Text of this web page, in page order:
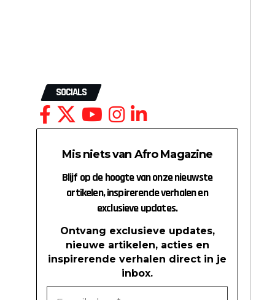
SOCIALS
Mis niets van Afro Magazine
Blijf op de hoogte van onze nieuwste
artikelen, inspirerende verhalen en
exclusieve updates.
Ontvang exclusieve updates,
nieuwe artikelen, acties en
inspirerende verhalen direct in je
inbox.